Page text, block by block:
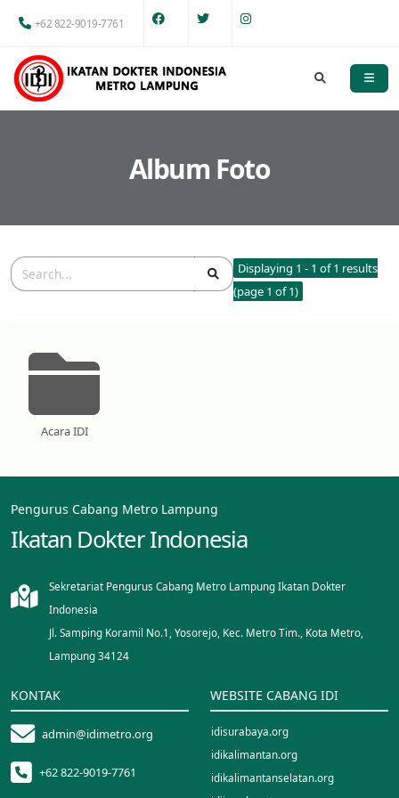
+62 822-9019-7761
Album Foto
Displaying 1 - 1 of 1 results
(page 1 of 1)
Acara IDI
Pengurus Cabang Metro Lampung
Ikatan Dokter Indonesia
Sekretariat Pengurus Cabang Metro Lampung Ikatan Dokter
Indonesia
Jl. Samping Koramil No.1, Yosorejo, Kec. Metro Tim., Kota Metro,
Lampung 34124
KONTAK
admin@idimetro.org
+62 822-9019-7761
WEBSITE CABANG IDI
idisurabaya.org
idikalimantan.org
idikalimantanselatan.org